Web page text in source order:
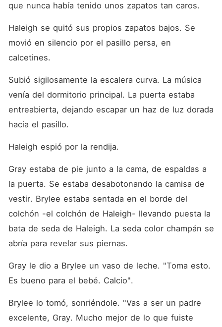
que nunca había tenido unos zapatos tan caros.
Haleigh se quitó sus propios zapatos bajos. Se
movió en silencio por el pasillo persa, en
calcetines.
Subió sigilosamente la escalera curva. La música
venía del dormitorio principal. La puerta estaba
entreabierta, dejando escapar un haz de luz dorada
hacia el pasillo.
Haleigh espió por la rendija.
Gray estaba de pie junto a la cama, de espaldas a
la puerta. Se estaba desabotonando la camisa de
vestir. Brylee estaba sentada en el borde del
colchón -el colchón de Haleigh- llevando puesta la
bata de seda de Haleigh. La seda color champán se
abría para revelar sus piernas.
Gray le dio a Brylee un vaso de leche. "Toma esto.
Es bueno para el bebé. Calcio".
Brylee lo tomó, sonriéndole. "Vas a ser un padre
excelente, Gray. Mucho mejor de lo que fuiste